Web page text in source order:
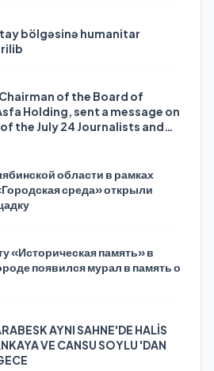
bölgəsinə humanitar
of the Board of
Holding, sent a message on
the July 24 Journalists and
области в рамках
среда» открыли
«Историческая память» в
появился мурал в память о
AYNI SAHNE'DE HALİS
VE CANSU SOYLU 'DAN